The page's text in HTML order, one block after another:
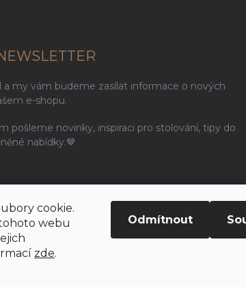
cookie.
webu
zde.
Odmítnout
a my vám budeme zasílat informace o nových
e-shopu.
pošleme novinky, inspiraci pro stolování, tipy do
nabídky.🤎
s